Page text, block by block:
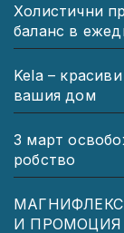
Холистични
баланс в
Kela –
вашия дом
3 март
робство
И ПРОМОЦИЯ